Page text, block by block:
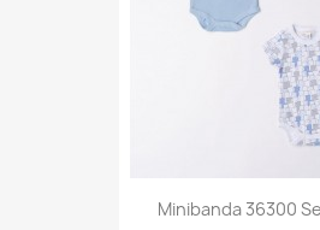
Minibanda 36300